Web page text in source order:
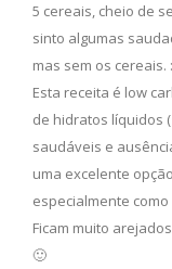
5 cereais, cheio de
sinto algumas
mas sem os
Esta receita é low
de hidratos líquidos
saudáveis e
uma excelente
especialmente
Ficam muito
🙂